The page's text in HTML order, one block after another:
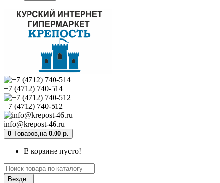
+7 (4712) 740-514
+7 (4712) 740-512
info@krepost-46.ru
0 Tоваров, на 0.00 р.
В корзине пусто!
Везде